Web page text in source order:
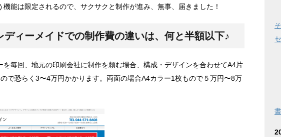
機能は限定されるので、サクサクと制作が進み、無事、届きました！
ディーメイドでの制作費の違いは、何と半額以下♪
を毎回、地元の印刷会社に制作を頼む場合、構成・デザインを合わせてA4片
で恐らく3〜4万円かかります。両面の場合A4カラー1枚もので５万円〜8万